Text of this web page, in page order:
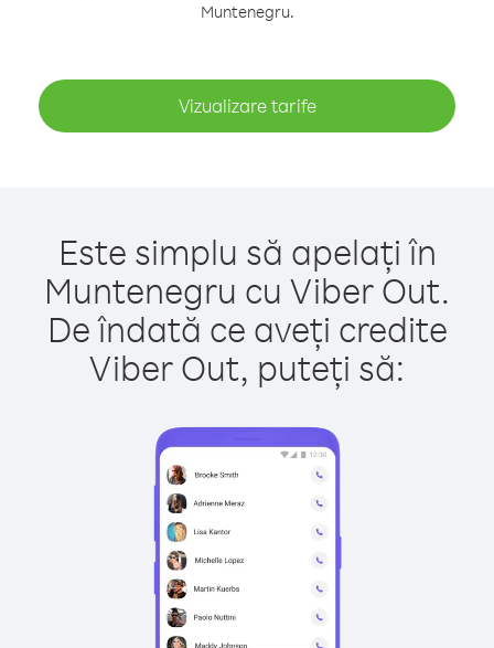
Muntenegru.
Vizualizare tarife
Este simplu să apelați în
Muntenegru cu Viber Out.
De îndată ce aveți credite
Viber Out, puteți să: